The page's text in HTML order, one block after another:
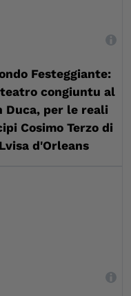
,
Festeggiante:
congiuntu al
Duca, per le reali
Cosimo Terzo di
d'Orleans
,